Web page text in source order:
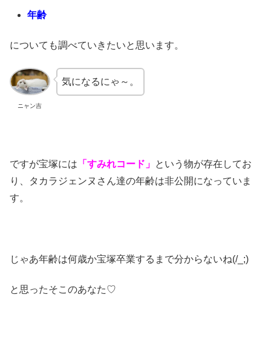
年齢
についても調べていきたいと思います。
ニャン吉
気になるにゃ～。
ですが宝塚には 「すみれコード」 という物が存在してお
り、タカラジェンヌさん達の年齢は非公開になっていま
す。
じゃあ年齢は何歳か宝塚卒業するまで分からないね(/_;)
と思ったそこのあなた♡